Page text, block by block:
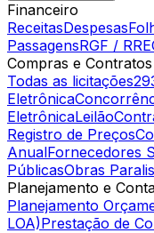
Financeiro
ReceitasDespesas
PassagensRGF /
Compras e Contratos
Todas as licitações
Eletrônica
EletrônicaLeilão
Registro de Preços
AnualFornecedores
PúblicasObras
Planejamento e
Planejamento
LOA)Prestação de